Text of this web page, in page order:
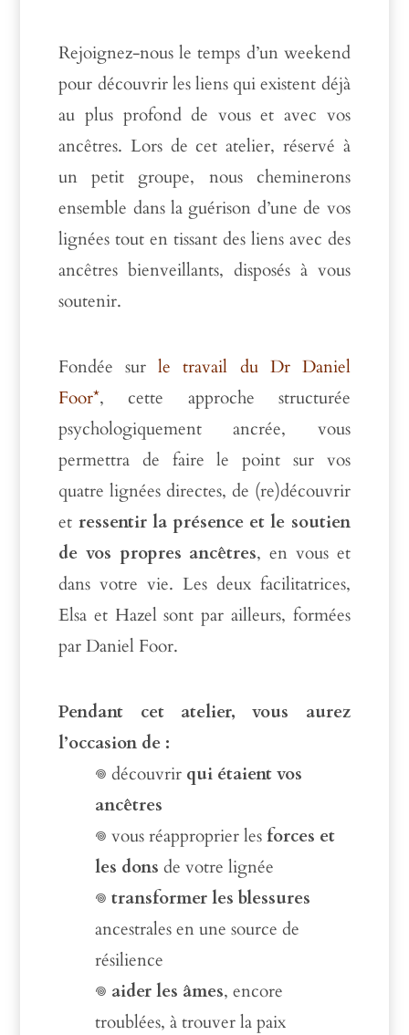
Rejoignez-nous le temps d’un weekend
pour découvrir les liens qui existent déjà
au plus profond de vous et avec vos
ancêtres.Lors de cet atelier, réservé à
un petit groupe, nous cheminerons
ensemble dans la guérison d’une de vos
lignées tout en tissant des liens avec des
ancêtres bienveillants, disposés à vous
soutenir.
Fondée surle travail du Dr Daniel
Foor*, cette approche structurée
psychologiquement ancrée, vous
permettra de faire le point sur vos
quatre lignées directes, de (re)découvrir
et ressentir la présence et le soutien
de vos propres ancêtres, en vous et
dans votre vie. Les deux facilitatrices,
Elsa et Hazel sont par ailleurs, formées
par Daniel Foor.
Pendant cet atelier, vous aurez
l’occasion de :
𖦹 découvrir qui étaient vos
ancêtres
𖦹 vous réapproprier lesforces et
les dons de votre lignée
𖦹transformer les blessures
ancestrales en une source de
résilience
𖦹 aider les âmes, encore
troublées, à trouver la paix